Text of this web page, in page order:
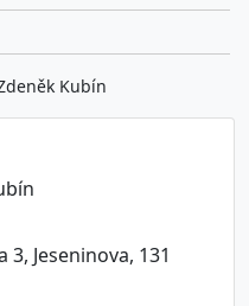
Kubín
3, Jeseninova, 131